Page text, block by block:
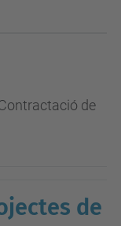
de
de